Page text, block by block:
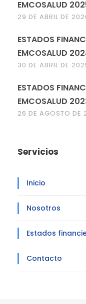
EMCOSALUD
29 DE ABRIL DE
ESTADOS
EMCOSALUD
30 DE ABRIL DE
ESTADOS
EMCOSALUD
26 DE AGOSTO DE
Servicios
Inicio
Nosotros
Estados
Contacto